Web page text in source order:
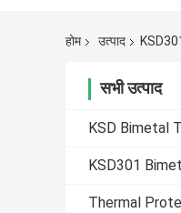
होम उत्पाद
सभी उत्पाद
KSD Bimetal
KSD301
Thermal